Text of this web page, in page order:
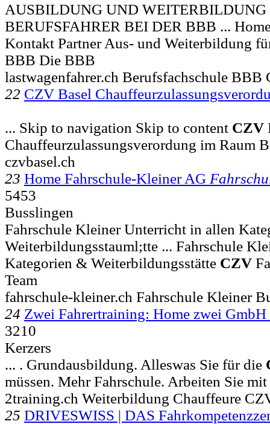
AUSBILDUNG UND WEITERBILDUNG
BERUFSFAHRER BEI DER BBB ...
Kontakt Partner Aus- und Weiterbildung
BBB Die BBB
lastwagenfahrer.ch Berufsfachschule BBB
22 CZV Basel
... Skip to navigation Skip to content CZV
Chauffeurzulassungsverordung im Raum
czvbasel.ch
23 Home Fahrschule-Kleiner AG
5453
Busslingen
Fahrschule Kleiner Unterricht in allen
Weiterbildungsstauml;tte ... Fahrschule
Kategorien & Weiterbildungsstätte CZV
Team
fahrschule-kleiner.ch Fahrschule Kleiner
24 Zwei Fahrertraining: Home zwei GmbH
3210
Kerzers
... . Grundausbildung. Alleswas Sie für die
müssen. Mehr Fahrschule. Arbeiten Sie
2training.ch Weiterbildung Chauffeure
25 DRIVESWISS | DAS